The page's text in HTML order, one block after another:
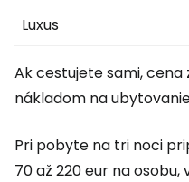
Luxus
Ak cestujete sami, cena
nákladom na
Pri pobyte na tri noci
70 až 220 eur na